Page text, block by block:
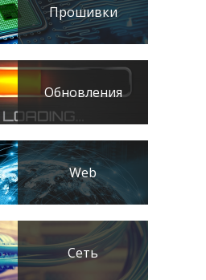
Прошивки
Обновления
Web
Сеть